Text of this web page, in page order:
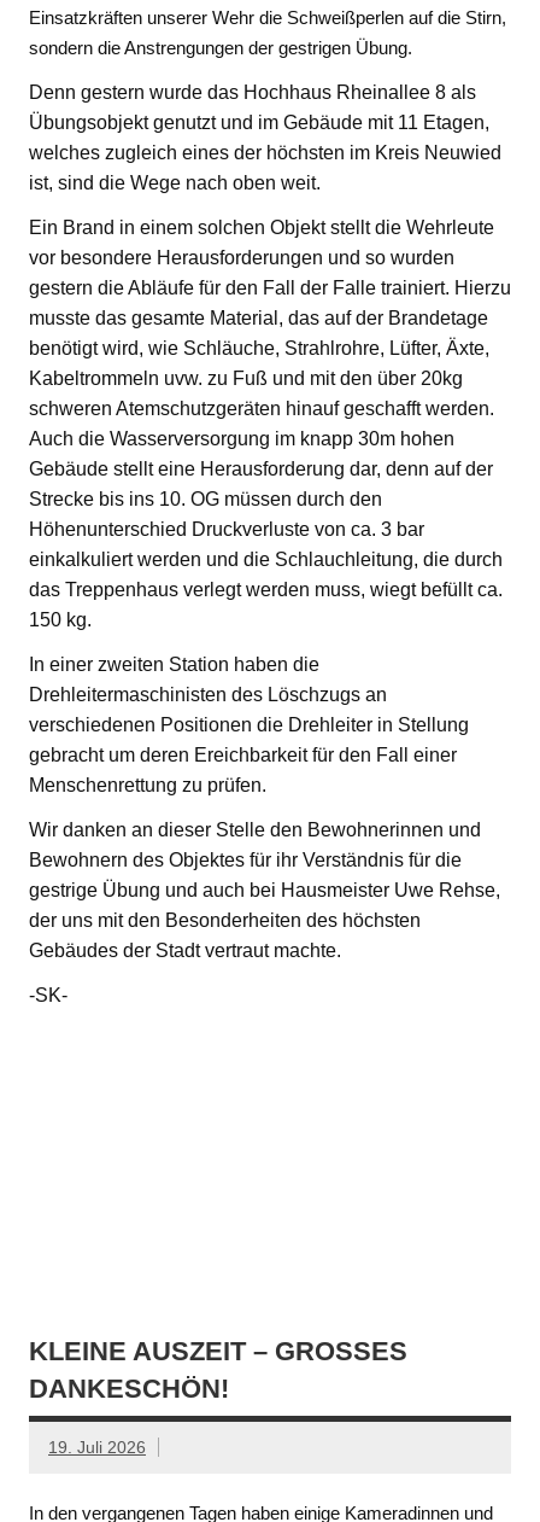
Einsatzkräften unserer Wehr die Schweißperlen auf die Stirn,
sondern die Anstrengungen der gestrigen Übung.
Denn gestern wurde das Hochhaus Rheinallee 8 als
Übungsobjekt genutzt und im Gebäude mit 11 Etagen,
welches zugleich eines der höchsten im Kreis Neuwied
ist, sind die Wege nach oben weit.
Ein Brand in einem solchen Objekt stellt die Wehrleute
vor besondere Herausforderungen und so wurden
gestern die Abläufe für den Fall der Falle trainiert. Hierzu
musste das gesamte Material, das auf der Brandetage
benötigt wird, wie Schläuche, Strahlrohre, Lüfter, Äxte,
Kabeltrommeln uvw. zu Fuß und mit den über 20kg
schweren Atemschutzgeräten hinauf geschafft werden.
Auch die Wasserversorgung im knapp 30m hohen
Gebäude stellt eine Herausforderung dar, denn auf der
Strecke bis ins 10. OG müssen durch den
Höhenunterschied Druckverluste von ca. 3 bar
einkalkuliert werden und die Schlauchleitung, die durch
das Treppenhaus verlegt werden muss, wiegt befüllt ca.
150 kg.
In einer zweiten Station haben die
Drehleitermaschinisten des Löschzugs an
verschiedenen Positionen die Drehleiter in Stellung
gebracht um deren Ereichbarkeit für den Fall einer
Menschenrettung zu prüfen.
Wir danken an dieser Stelle den Bewohnerinnen und
Bewohnern des Objektes für ihr Verständnis für die
gestrige Übung und auch bei Hausmeister Uwe Rehse,
der uns mit den Besonderheiten des höchsten
Gebäudes der Stadt vertraut machte.
-SK-
KLEINE AUSZEIT – GROSSES D
ANKESCHÖN!
19. Juli 2026
In den vergangenen Tagen haben einige Kameradinnen und